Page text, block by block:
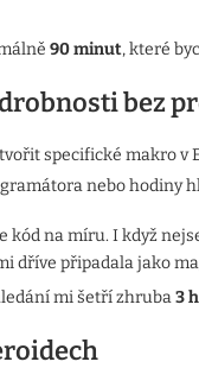
90 minut, které
bez
specifické makro
nebo hodiny
kód na míru. I když
dříve připadala jako
mi šetří zhruba3